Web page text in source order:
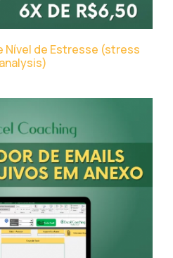
Nível de Estresse (stress
analysis)